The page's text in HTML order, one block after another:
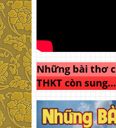
Những bài thơ
THKT còn sung…